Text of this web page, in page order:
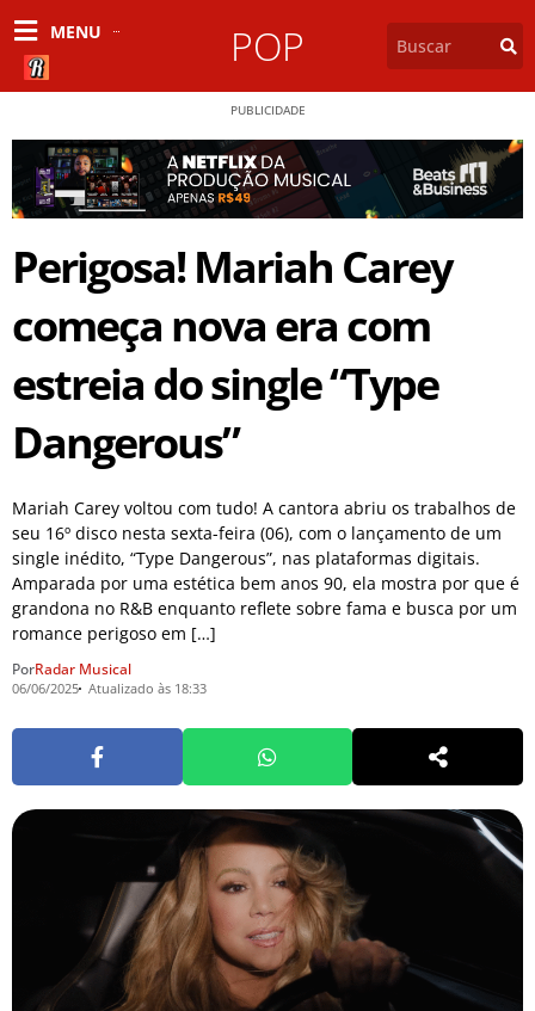
MENU POP
PUBLICIDADE
Perigosa! Mariah Carey
começa nova era com
estreia do single “Type
Dangerous”
Mariah Carey voltou com tudo! A cantora abriu os trabalhos de
seu 16º disco nesta sexta-feira (06), com o lançamento de um
single inédito, “Type Dangerous”, nas plataformas digitais.
Amparada por uma estética bem anos 90, ela mostra por que é
grandona no R&B enquanto reflete sobre fama e busca por um
romance perigoso em […]
PorRadar Musical
06/06/2025 Atualizado às 18:33